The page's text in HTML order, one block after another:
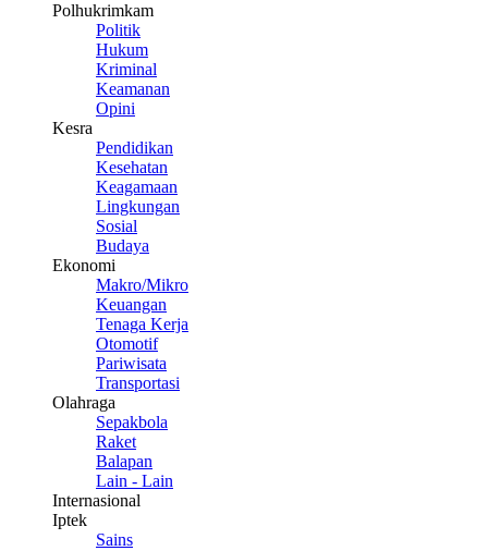
Polhukrimkam
Politik
Hukum
Kriminal
Keamanan
Opini
Kesra
Pendidikan
Kesehatan
Keagamaan
Lingkungan
Sosial
Budaya
Ekonomi
Makro/Mikro
Keuangan
Tenaga Kerja
Otomotif
Pariwisata
Transportasi
Olahraga
Sepakbola
Raket
Balapan
Lain - Lain
Internasional
Iptek
Sains